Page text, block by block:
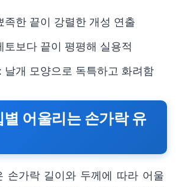
족한 끝이 강렬한 개성 연출
토보다 끝이 평평해 실용적
날개 모양으로 독특하고 화려함
어울리는 손가락 유
손가락 길이와 두께에 따라 어울